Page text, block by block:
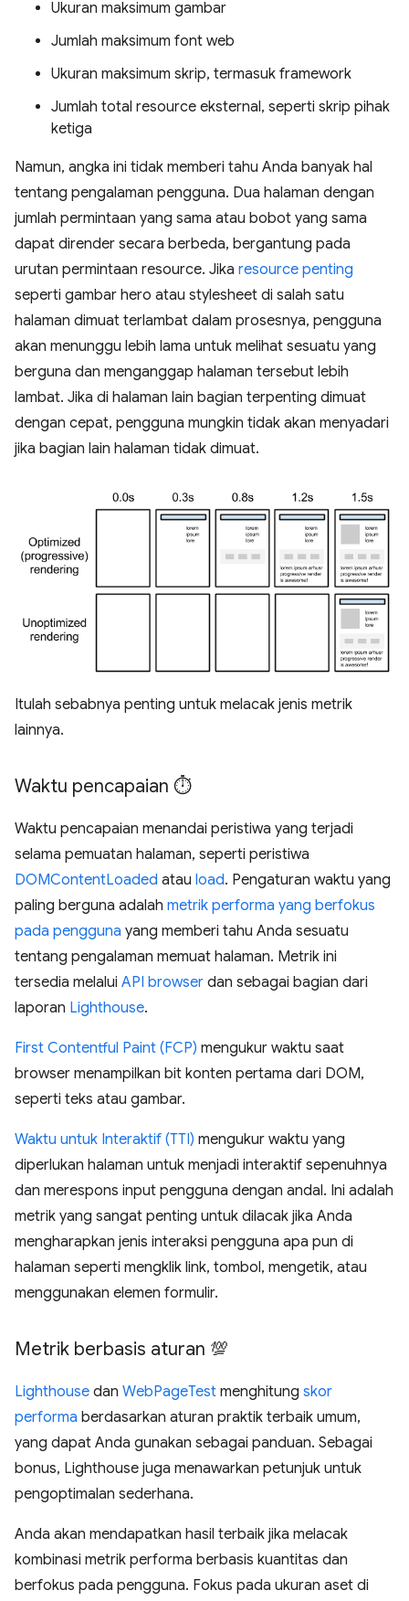
Ukuran maksimum gambar
Jumlah maksimum font web
Ukuran maksimum skrip, termasuk framework
Jumlah total resource eksternal, seperti skrip pihak
ketiga
Namun, angka ini tidak memberi tahu Anda banyak hal
tentang pengalaman pengguna. Dua halaman dengan
jumlah permintaan yang sama atau bobot yang sama
dapat dirender secara berbeda, bergantung pada
urutan permintaan resource. Jika resource penting
seperti gambar hero atau stylesheet di salah satu
halaman dimuat terlambat dalam prosesnya, pengguna
akan menunggu lebih lama untuk melihat sesuatu yang
berguna dan menganggap halaman tersebut lebih
lambat. Jika di halaman lain bagian terpenting dimuat
dengan cepat, pengguna mungkin tidak akan menyadari
jika bagian lain halaman tidak dimuat.
Itulah sebabnya penting untuk melacak jenis metrik
lainnya.
Waktu pencapaian ⏱️
Waktu pencapaian menandai peristiwa yang terjadi
selama pemuatan halaman, seperti peristiwa
DOMContentLoaded atau load. Pengaturan waktu yang
paling berguna adalah metrik performa yang berfokus
pada pengguna yang memberi tahu Anda sesuatu
tentang pengalaman memuat halaman. Metrik ini
tersedia melalui API browser dan sebagai bagian dari
laporan Lighthouse.
First Contentful Paint (FCP) mengukur waktu saat
browser menampilkan bit konten pertama dari DOM,
seperti teks atau gambar.
Waktu untuk Interaktif (TTI) mengukur waktu yang
diperlukan halaman untuk menjadi interaktif sepenuhnya
dan merespons input pengguna dengan andal. Ini adalah
metrik yang sangat penting untuk dilacak jika Anda
mengharapkan jenis interaksi pengguna apa pun di
halaman seperti mengklik link, tombol, mengetik, atau
menggunakan elemen formulir.
Metrik berbasis aturan 💯
Lighthouse dan WebPageTest menghitung skor
performa berdasarkan aturan praktik terbaik umum,
yang dapat Anda gunakan sebagai panduan. Sebagai
bonus, Lighthouse juga menawarkan petunjuk untuk
pengoptimalan sederhana.
Anda akan mendapatkan hasil terbaik jika melacak
kombinasi metrik performa berbasis kuantitas dan
berfokus pada pengguna. Fokus pada ukuran aset di